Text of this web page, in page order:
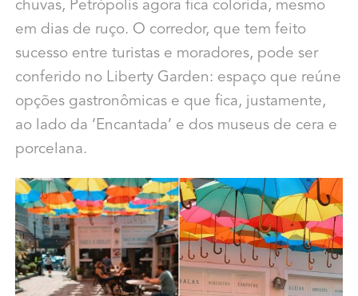
chuvas, Petrópolis agora fica colorida, mesmo
em dias de ruço. O corredor, que tem feito
sucesso entre turistas e moradores, pode ser
conferido no Liberty Garden: espaço que reúne
opções gastronômicas e que fica, justamente,
ao lado da ‘Encantada’ e dos museus de cera e
porcelana.